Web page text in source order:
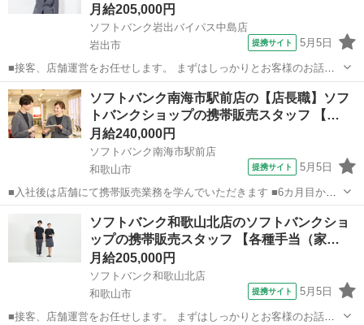
月給205,000円
ソフトバンク岩出バイパス中島店
岩出市
提携サイト 5月5日
■接客、店舗運営をお任せします。 まずはしっかりとお客様のお話を
伺い、お客様に一番良い商品やプランを提案します。 売り場での接客
がメインですが、商品のPOP作りや在庫管理も大切な仕事です。スタ
ッフ同士で連携を取り、様々な仕事...
和歌山 岩出市 その他
ソフトバンク南海市駅前店の【店長職】ソフ
トバンクショップの携帯販売スタッフ 【…
月給240,000円
ソフトバンク南海市駅前店
和歌山市
提携サイト 5月5日
■入社後は店舗にて携帯販売業務を学んでいただきます ■6カ月目から
は副店長として店長の補佐として店舗運営を学んでいただきます ■1年
目からは店長として1店舗をお任せし店舗運営をお願いします ※能力
に応じて期間は異なります...
その他
ソフトバンク和歌山北店のソフトバンクショ
ップの携帯販売スタッフ 【各種手当（家…
月給205,000円
ソフトバンク和歌山北店
和歌山市
提携サイト 5月5日
■接客、店舗運営をお任せします。 まずはしっかりとお客様のお話を